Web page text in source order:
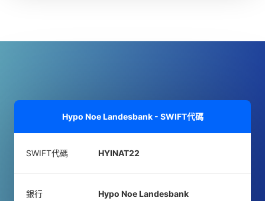
Hypo Noe Landesbank - SWIFT代碼
SWIFT代碼 HYINAT22
銀行 Hypo Noe Landesbank